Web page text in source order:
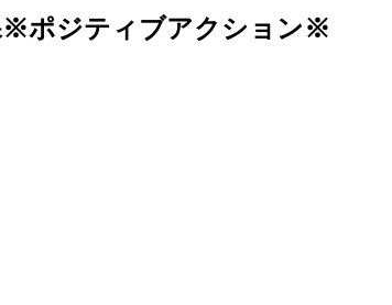
※ポジティブアクション※